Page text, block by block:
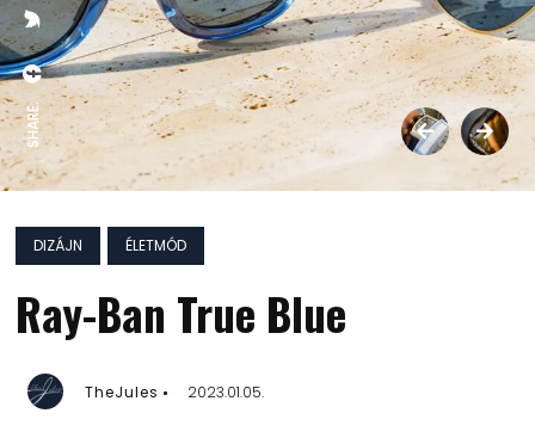
SHARE:
DIZÁJN ÉLETMÓD
Ray-Ban True Blue
TheJules 2023.01.05.